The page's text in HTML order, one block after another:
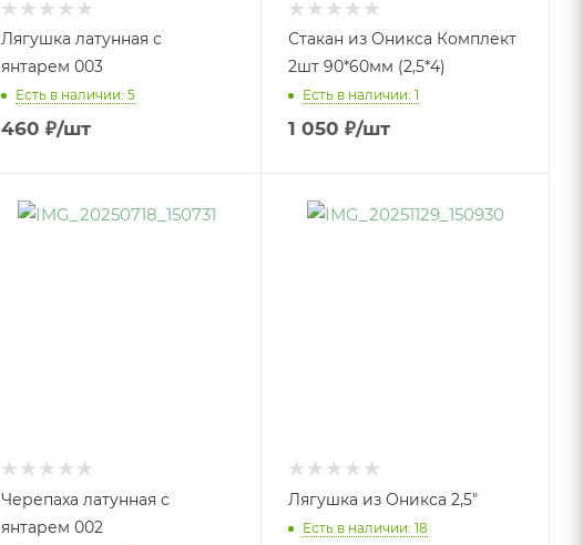
Лягушка латунная с
янтарем 003
Есть в наличии: 5
460 ₽/шт
Стакан из Оникса Комплект
2шт 90*60мм (2,5*4)
Есть в наличии: 1
1 050 ₽/шт
Черепаха латунная с
янтарем 002
Лягушка из Оникса 2,5"
Есть в наличии: 18